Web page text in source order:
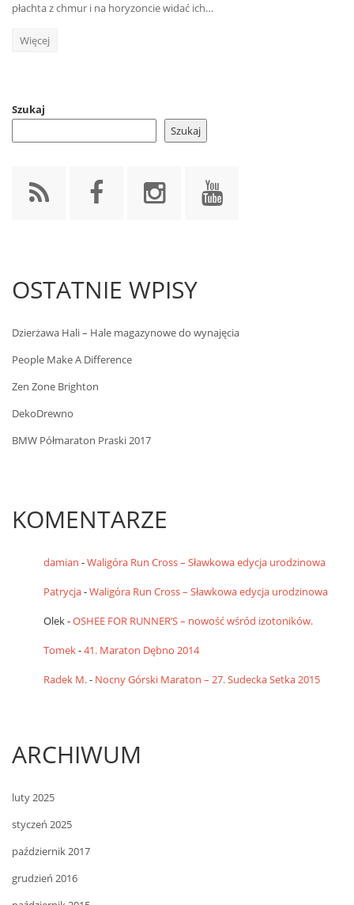
płachta z chmur i na horyzoncie widać ich…
Więcej
Szukaj
Szukaj
OSTATNIE WPISY
Dzierżawa Hali – Hale magazynowe do wynajęcia
People Make A Difference
Zen Zone Brighton
DekoDrewno
BMW Półmaraton Praski 2017
KOMENTARZE
damian -Waligóra Run Cross – Sławkowa edycja urodzinowa
Patrycja-Waligóra Run Cross – Sławkowa edycja urodzinowa
Olek-OSHEE FOR RUNNER’S – nowość wśród izotoników.
Tomek-41. Maraton Dębno 2014
Radek M.- Nocny Górski Maraton – 27. Sudecka Setka 2015
ARCHIWUM
luty 2025
styczeń 2025
październik 2017
grudzień 2016